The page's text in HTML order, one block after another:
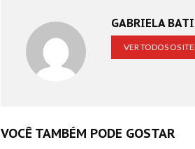
GABRIELA
VER TODOS OS
VOCÊ TAMBÉM PODE GOSTAR